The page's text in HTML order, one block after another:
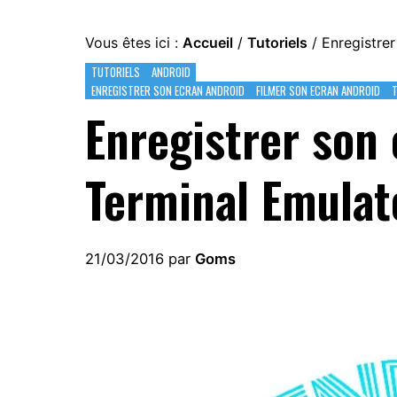
Vous êtes ici : Accueil / Tutoriels /
TUTORIELS
ANDROID
ENREGISTRER SON ECRAN ANDROID
FILMER SON ECRAN ANDROID
Enregistrer son
Terminal
21/03/2016 par Goms